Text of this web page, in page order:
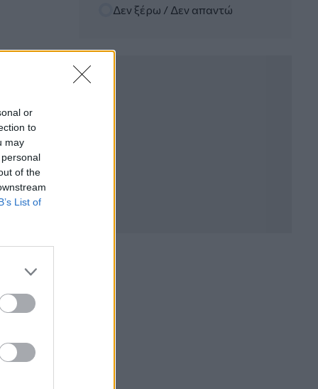
or
to
may
of the
List of
Forum: Ένα στα πέντε καινοτόμα
φάρμακα φτάνει τελικά στην Ελλάδα
Δεν ξέρω / Δεν απαντώ